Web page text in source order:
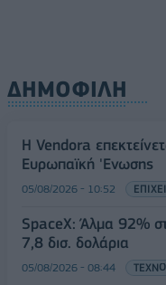
ΔΗΜΟΦΙΛΗ
Η Vendora
Ευρωπαϊκή 'Ενωσης
05/08/2026 - 10:52
SpaceX: Άλμα 92%
7,8 δισ. δολάρια
05/08/2026 - 08:44